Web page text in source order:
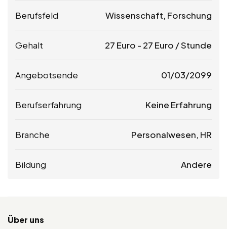
Berufsfeld Wissenschaft, Forschung
Gehalt 27 Euro - 27 Euro / Stunde
Angebotsende 01/03/2099
Berufserfahrung Keine Erfahrung
Branche Personalwesen, HR
Bildung Andere
Über uns